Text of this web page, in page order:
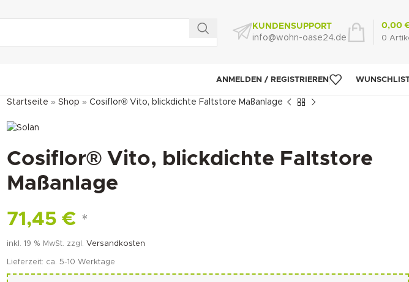
KUNDENSUPPORT
info@wohn-oase24.de
0
0,00
ANMELDEN / REGISTRIEREN
Startseite » Shop » Cosiflor® Vito, blickdichte Faltstore Maßanlage
Cosiflor® Vito, blickdichte Faltstore
Maßanlage
71,45€ *
inkl. 19 % MwSt. zzgl. Versandkosten
Lieferzeit: ca. 5-10 Werktage